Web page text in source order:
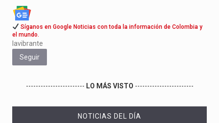
Síganos en Google Noticias con toda la información de Colombia y
el mundo.
lavibrante
Seguir
------------------------ LO MÁS VISTO ------------------------
NOTICIAS DEL DÍA